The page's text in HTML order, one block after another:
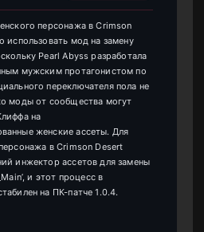
персонажа в Crimson
использовать мод на замену
Pearl Abyss разработала
мужским протагонистом по
переключателя пола не
моды от сообщества могут
на
женские ассеты. Для
в Crimson Desert
инжектор ассетов для замены
и этот процесс в
на ПК-патче 1.0.4.